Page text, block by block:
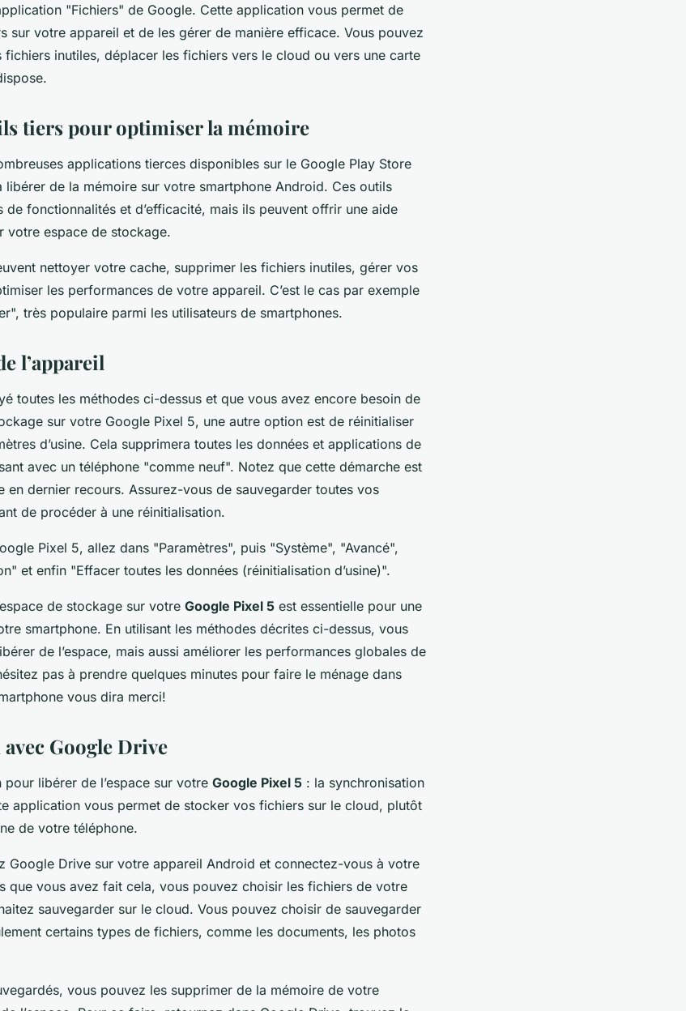
"Fichiers" de Google. Cette application vous permet de
sur votre appareil et de les gérer de manière efficace. Vous pouvez
inutiles, déplacer les fichiers vers le cloud ou vers une carte
tiers pour optimiser la mémoire
applications tierces disponibles sur le Google Play Store
libérer de la mémoire sur votre smartphone Android. Ces outils
de fonctionnalités et d’efficacité, mais ils peuvent offrir une aide
votre espace de stockage.
nettoyer votre cache, supprimer les fichiers inutiles, gérer vos
les performances de votre appareil. C’est le cas par exemple
très populaire parmi les utilisateurs de smartphones.
l’appareil
toutes les méthodes ci-dessus et que vous avez encore besoin de
sur votre Google Pixel 5, une autre option est de réinitialiser
d’usine. Cela supprimera toutes les données et applications de
avec un téléphone "comme neuf". Notez que cette démarche est
en dernier recours. Assurez-vous de sauvegarder toutes vos
de procéder à une réinitialisation.
Pixel 5, allez dans "Paramètres", puis "Système", "Avancé",
et enfin "Effacer toutes les données (réinitialisation d’usine)".
de stockage sur votre Google Pixel 5 est essentielle pour une
smartphone. En utilisant les méthodes décrites ci-dessus, vous
de l’espace, mais aussi améliorer les performances globales de
pas à prendre quelques minutes pour faire le ménage dans
vous dira merci!
Google Drive
libérer de l’espace sur votre Google Pixel 5 : la synchronisation
application vous permet de stocker vos fichiers sur le cloud, plutôt
de votre téléphone.
Google Drive sur votre appareil Android et connectez-vous à votre
que vous avez fait cela, vous pouvez choisir les fichiers de votre
sauvegarder sur le cloud. Vous pouvez choisir de sauvegarder
certains types de fichiers, comme les documents, les photos
vous pouvez les supprimer de la mémoire de votre